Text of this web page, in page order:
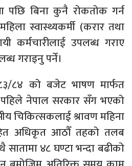
पछि बिना कुनै रोकतोक गर्न
स्वास्थ्यकर्मी (करार तथा
कर्मचारीलाई उपलब्ध गराए
गराइनु पर्ने।
८४ को बजेट भाषण मार्फत
नेपाल सरकार सँग भएको
चिकित्सकलाई श्रावण महिना
अधिकृत आठौँ तहको तलब
सातामा ४८ घण्टा भन्दा बढीको